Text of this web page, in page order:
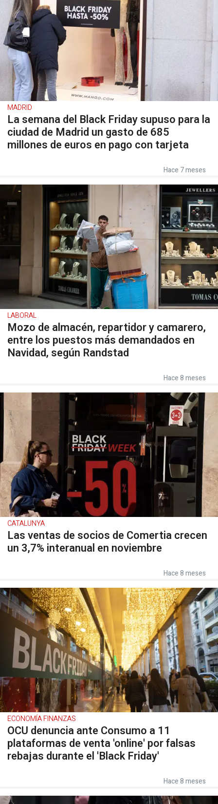
MADRID
La semana del Black Friday supuso para la
ciudad de Madrid un gasto de 685
millones de euros en pago con tarjeta
Hace 7 meses
LABORAL
Mozo de almacén, repartidor y camarero,
entre los puestos más demandados en
Navidad, según Randstad
Hace 8 meses
CATALUNYA
Las ventas de socios de Comertia crecen
un 3,7% interanual en noviembre
Hace 8 meses
ECONOMÍA FINANZAS
OCU denuncia ante Consumo a 11
plataformas de venta 'online' por falsas
rebajas durante el 'Black Friday'
Hace 8 meses